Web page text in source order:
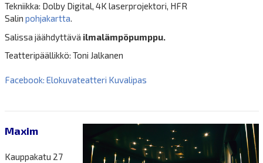
Tekniikka: Dolby Digital, 4K laserprojektori, HFR
Salin pohjakartta.
Salissa jäähdyttävä ilmalämpöpumppu.
Teatteripäällikkö: Toni Jalkanen
Facebook: Elokuvateatteri Kuvalipas
Maxim
Kauppakatu 27